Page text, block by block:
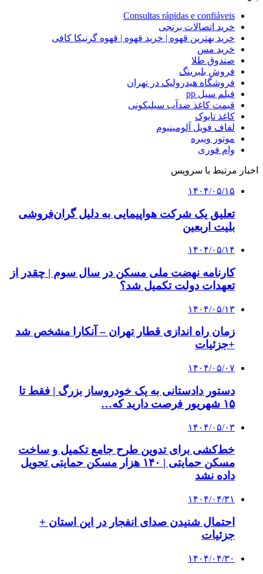
Consultas rápidas e confiáveis
خرید اتصالات برنجی
خرید بهترین قهوه | خرید قهوه | قهوه گرنیکا کافی
خرید مس
صندوق طلا
فروش بلبرینگ
فروشگاه هیدرولیک در تهران
فیلم سیل pp
قیمت کاغذ ضدآب سیلیکونی
کاغذ تایوک
لفاف فویل آلومینیوم
موتور ویبره
وام فوری
اخبار مرتبط با سرویس
۱۴۰۴/۰۵/۱۵
تعلیق یک شرکت هواپیمایی به دلیل گران‌فروشی
بلیت اربعین
۱۴۰۴/۰۵/۱۴
کارنامه نهضت ملی مسکن در سال سوم | چقدر از
تعهدات دولت تکمیل شد؟
۱۴۰۴/۰۵/۱۳
زمان راه اندازی قطار تهران – آنکارا مشخص شد
+جزئیات
۱۴۰۴/۰۵/۰۷
دستور دادستانی به یک خودروساز بزرگ | فقط تا
۱۵ شهریور فرصت دارید که…
۱۴۰۴/۰۵/۰۳
خط‌کشی برای تدوین طرح جامع تکمیل و ساخت
مسکن حمایتی | ۱۴۰ هزار مسکن حمایتی تحویل
داده نشد
۱۴۰۴/۰۴/۳۱
احتمال شنیدن صدای انفجار در این استان +
جزئیات
۱۴۰۴/۰۴/۳۰